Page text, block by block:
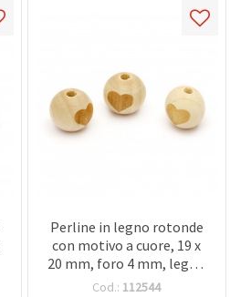
Perline in legno rotonde
con motivo a cuore, 19 x
20 mm, foro 4 mm, legno
naturale - 5 pz
Cod.: 112544